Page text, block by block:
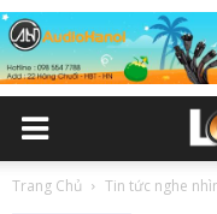
Trang Chủ Tin tức nghe